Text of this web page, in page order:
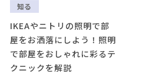
知る
IKEAやニトリの照明で部
屋をお洒落にしよう！照明
で部屋をおしゃれに彩るテ
クニックを解説